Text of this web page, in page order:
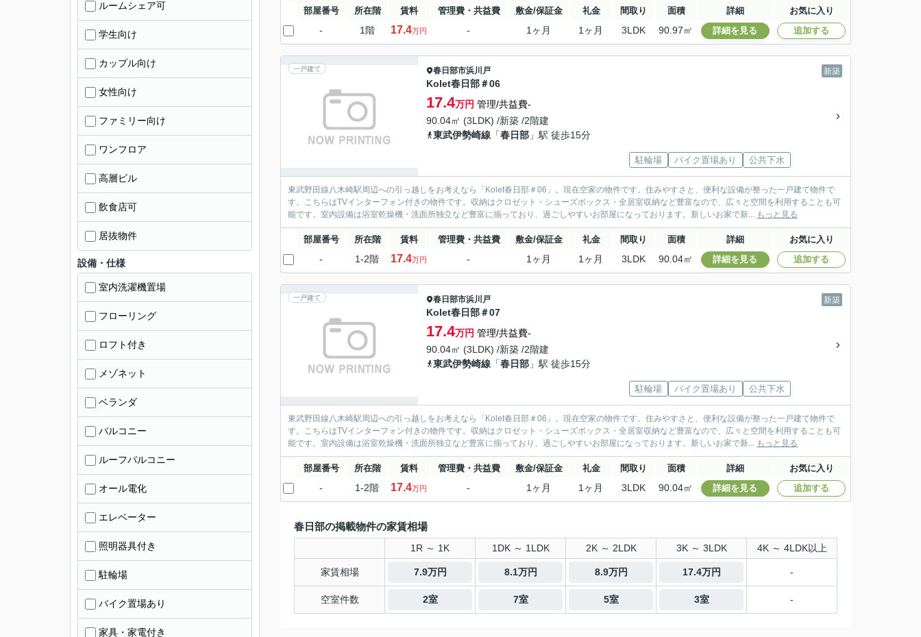
部屋番号 所在階 賃料 管理費・共益費 敷金/保証金 礼金 間取り 面積 詳細 お気に入り
- 1階 17.4万円 - 1ヶ月 1ヶ月 3LDK 90.97㎡ 詳細を見る 追加する
一戸建て 新築
春日部市浜川戸
Kolet春日部＃06
17.4万円 管理/共益費-
90.04㎡ (3LDK) /新築 /2階建
東武伊勢崎線 「春日部 」駅 徒歩15分
駐輪場 バイク置場あり 公共下水
東武野田線八木崎駅周辺への引っ越しをお考えなら「Kolet春日部＃06」。現在空家の物件です。住みやすさと、便利な設備が整った一戸建て物件で
す。こちらはTVインターフォン付きの物件です。収納はクロゼット・シューズボックス・全居室収納など豊富なので、広々と空間を利用することも可
能です。室内設備は浴室乾燥機・洗面所独立など豊富に揃っており、過ごしやすいお部屋になっております。新しいお家で新... もっと見る
部屋番号 所在階 賃料 管理費・共益費 敷金/保証金 礼金 間取り 面積 詳細 お気に入り
- 1-2階 17.4万円 - 1ヶ月 1ヶ月 3LDK 90.04㎡ 詳細を見る 追加する
一戸建て 新築
春日部市浜川戸
Kolet春日部＃07
17.4万円 管理/共益費-
90.04㎡ (3LDK) /新築 /2階建
東武伊勢崎線 「春日部 」駅 徒歩15分
駐輪場 バイク置場あり 公共下水
東武野田線八木崎駅周辺への引っ越しをお考えなら「Kolet春日部＃06」。現在空家の物件です。住みやすさと、便利な設備が整った一戸建て物件で
す。こちらはTVインターフォン付きの物件です。収納はクロゼット・シューズボックス・全居室収納など豊富なので、広々と空間を利用することも可
能です。室内設備は浴室乾燥機・洗面所独立など豊富に揃っており、過ごしやすいお部屋になっております。新しいお家で新... もっと見る
部屋番号 所在階 賃料 管理費・共益費 敷金/保証金 礼金 間取り 面積 詳細 お気に入り
- 1-2階 17.4万円 - 1ヶ月 1ヶ月 3LDK 90.04㎡ 詳細を見る 追加する
春日部の掲載物件の家賃相場
1R ～ 1K 1DK ～ 1LDK 2K ～ 2LDK 3K ～ 3LDK 4K ～ 4LDK以上
家賃相場 7.9万円 8.1万円 8.9万円 17.4万円 -
空室件数 2室 7室 5室 3室 -
ルームシェア可
学生向け
カップル向け
女性向け
ファミリー向け
ワンフロア
高層ビル
飲食店可
居抜物件
設備・仕様
室内洗濯機置場
フローリング
ロフト付き
メゾネット
ベランダ
バルコニー
ルーフバルコニー
オール電化
エレベーター
照明器具付き
駐輪場
バイク置場あり
家具・家電付き